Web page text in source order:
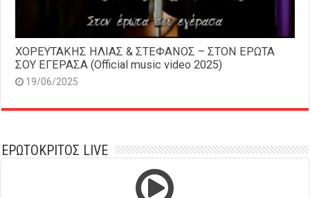
ΧΟΡΕΥΤΑΚΗΣ ΗΛΙΑΣ & ΣΤΕΦΑΝΟΣ – ΣΤΟΝ ΕΡΩΤΑ
ΣΟΥ ΕΓΕΡΑΣΑ (Official music video 2025)
19/06/2025
ΕΡΩΤΟΚΡΙΤΟΣ LIVE